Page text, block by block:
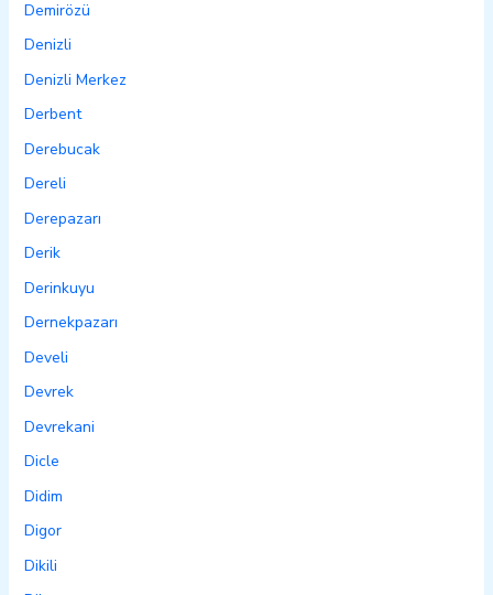
Demirözü
Denizli
Denizli Merkez
Derbent
Derebucak
Dereli
Derepazarı
Derik
Derinkuyu
Dernekpazarı
Develi
Devrek
Devrekani
Dicle
Didim
Digor
Dikili